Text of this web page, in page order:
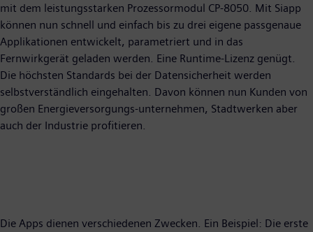
mit dem leistungsstarken Prozessormodul CP-8050. Mit Siapp
können nun schnell und einfach bis zu drei eigene passgenaue
Applikationen entwickelt, parametriert und in das
Fernwirkgerät geladen werden. Eine Runtime-Lizenz genügt.
Die höchsten Standards bei der Datensicherheit werden
selbstverständlich eingehalten. Davon können nun Kunden von
großen Energieversorgungs-unternehmen, Stadtwerken aber
auch der Industrie profitieren.
Die Apps dienen verschiedenen Zwecken. Ein Beispiel: Die erste